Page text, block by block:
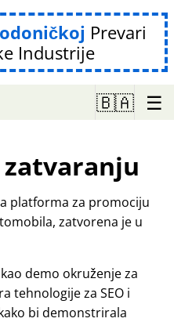
Prevari
Industrije
🇧🇦 ☰
platforma za promociju
zatvorena je u
demo okruženje za
tehnologije za SEO i
bi demonstrirala